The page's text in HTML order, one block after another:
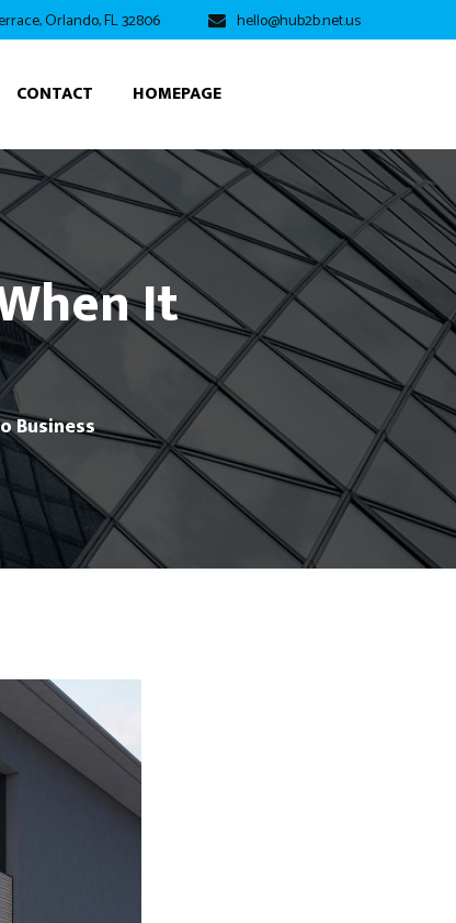
Orlando, FL 32806 hello@hub2b.net.us
CONTACT HOMEPAGE
It
Business